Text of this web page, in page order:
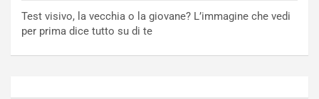
Test visivo, la vecchia o la giovane? L’immagine che vedi
per prima dice tutto su di te